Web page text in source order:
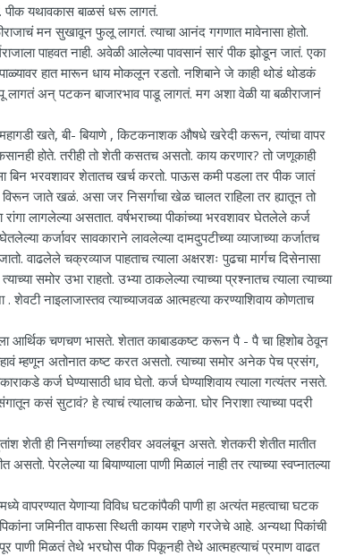
पीक यथावकास बाळसं धरू लागतं.
मन सुखावून फुलू लागतं. त्याचा आनंद गगणात मावेनासा होतो.
पाहवत नाही. अवेळी आलेल्या पावसानं सारं पीक झोडून जातं. एका
हात मारून धाय मोकलून रडतो. नशिबाने जे काही थोडं थोडकं
लागतं अन् पटकन बाजारभाव पाडू लागतं. मग अशा वेळी या बळीराजानं
महागडी खते, बी- बियाणे , किटकनाशक औषधे खरेदी करून, त्यांचा वापर
होते. तरीही तो शेती कसतच असतो. काय करणार? तो जणूकाही
बिन भरवशावर शेतातच खर्च करतो. पाऊस कमी पडला तर पीक जातं
जाते खळं. असा जर निसर्गाचा खेळ चालत राहिला तर ह्यातून तो
लागलेल्या असतात. वर्षभराच्या पीकांच्या भरवशावर घेतलेले कर्ज
कर्जावर सावकाराने लावलेल्या दामदुपटीच्या व्याजाच्या कर्जातच
वाढलेले चक्रव्याज पाहताच त्याला अक्षरशः पुढचा मार्गच दिसेनासा
समोर उभा राहतो. उभ्या ठाकलेल्या त्याच्या प्रश्नातच त्याला त्याच्या
शेवटी नाइलाजास्तव त्याच्याजवळ आत्महत्या करण्याशिवाय कोणताच
आर्थिक चणचण भासते. शेतात काबाडकष्ट करून पै - पै चा हिशोब ठेवून
म्हणून अतोनात कष्ट करत असतो. त्याच्या समोर अनेक पेच प्रसंग,
कर्ज घेण्यासाठी धाव घेतो. कर्ज घेण्याशिवाय त्याला गत्यंतर नसते.
कसं सुटावं? हे त्याचं त्यालाच कळेना. घोर निराशा त्याच्या पदरी
शेती ही निसर्गाच्या लहरीवर अवलंबून असते. शेतकरी शेतीत मातीत
पेरलेल्या या बियाण्याला पाणी मिळालं नाही तर त्याच्या स्वप्नातल्या
वापरण्यात येणाऱ्या विविध घटकांपैकी पाणी हा अत्यंत महत्वाचा घटक
जमिनीत वाफसा स्थिती कायम राहणे गरजेचे आहे. अन्यथा पिकांची
पाणी मिळतं तेथे भरघोस पीक पिकूनही तेथे आत्महत्याचं प्रमाण वाढत